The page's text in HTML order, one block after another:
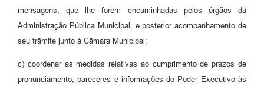
mensagens, que lhe forem encaminhadas pelos órgãos da
Administração Pública Municipal, e posterior acompanhamento de
seu trâmite junto à Câmara Municipal;
c) coordenar as medidas relativas ao cumprimento de prazos de
pronunciamento, pareceres e informações do Poder Executivo às